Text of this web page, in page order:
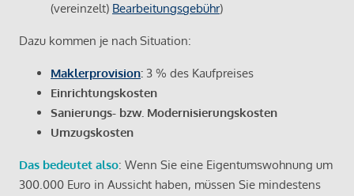
(vereinzelt) Bearbeitungsgebühr)
Dazu kommen je nach Situation:
Maklerprovision: 3 % des Kaufpreises
Einrichtungskosten
Sanierungs- bzw. Modernisierungskosten
Umzugskosten
Das bedeutet also: Wenn Sie eine Eigentumswohnung um
300.000 Euro in Aussicht haben, müssen Sie mindestens